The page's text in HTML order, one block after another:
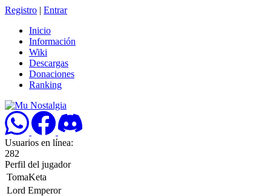
Registro | Entrar
Inicio
Información
Wiki
Descargas
Donaciones
Ranking
Usuarios en línea:
282
Perfil del jugador
TomaKeta
Lord Emperor